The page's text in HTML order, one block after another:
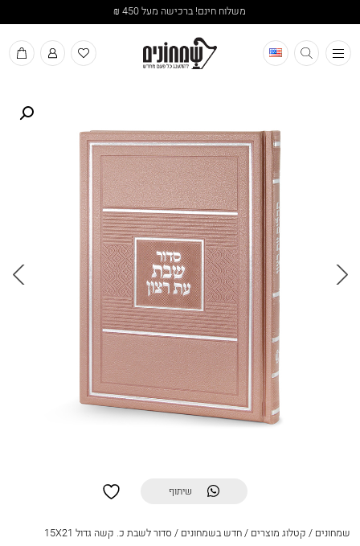
משלוח חינם! ברכישה מעל 450 ₪
תפריט
שיתוף
שמחונים / קטלוג מוצרים /חדש בשמחונים / סדור לשבת כ. קשה גדול 15X21